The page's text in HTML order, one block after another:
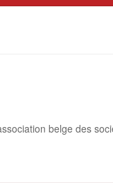
belge des